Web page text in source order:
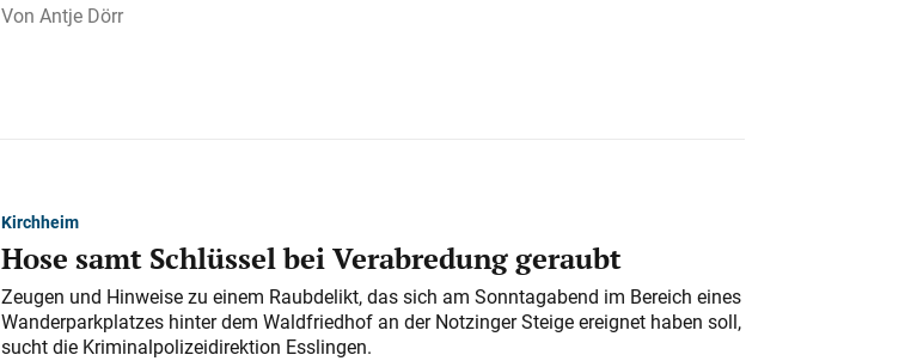
Antje Dörr
Kirchheim
Hose samt Schlüssel bei Verabredung geraubt
Zeugen und Hinweise zu einem Raubdelikt, das sich am Sonntagabend im Bereich eines
Wanderparkplatzes hinter dem Waldfriedhof an der Notzinger Steige ereignet haben soll,
sucht die Kriminalpolizeidirektion Esslingen.